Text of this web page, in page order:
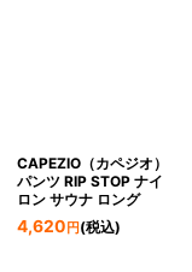
CAPEZIO（カペジオ）
パンツ RIP STOP ナイ
ロン サウナ ロング
4,620 円 (税込)